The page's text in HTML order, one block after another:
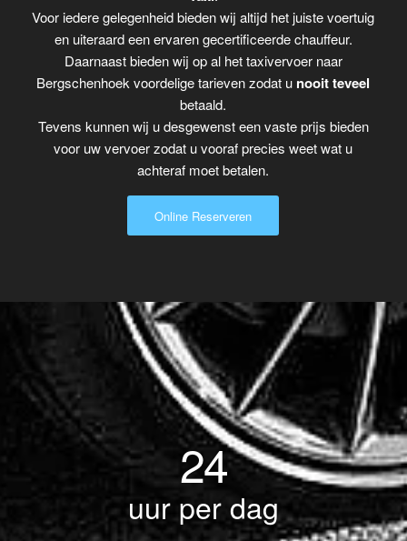
Voor iedere gelegenheid bieden wij altijd het juiste voertuig
en uiteraard een ervaren gecertificeerde chauffeur.
Daarnaast bieden wij op al het taxivervoer naar
Bergschenhoek voordelige tarieven zodat u nooit teveel
betaald.
Tevens kunnen wij u desgewenst een vaste prijs bieden
voor uw vervoer zodat u vooraf precies weet wat u
achteraf moet betalen.
Online Reserveren
24
uur per dag